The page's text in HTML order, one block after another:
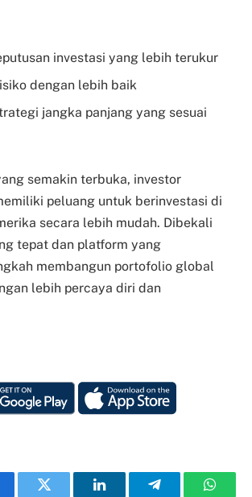
investasi yang lebih terukur
dengan lebih baik
jangka panjang yang sesuai
semakin terbuka, investor
peluang untuk berinvestasi di
secara lebih mudah. Dibekali
tepat dan platform yang
membangun portofolio global
lebih percaya diri dan